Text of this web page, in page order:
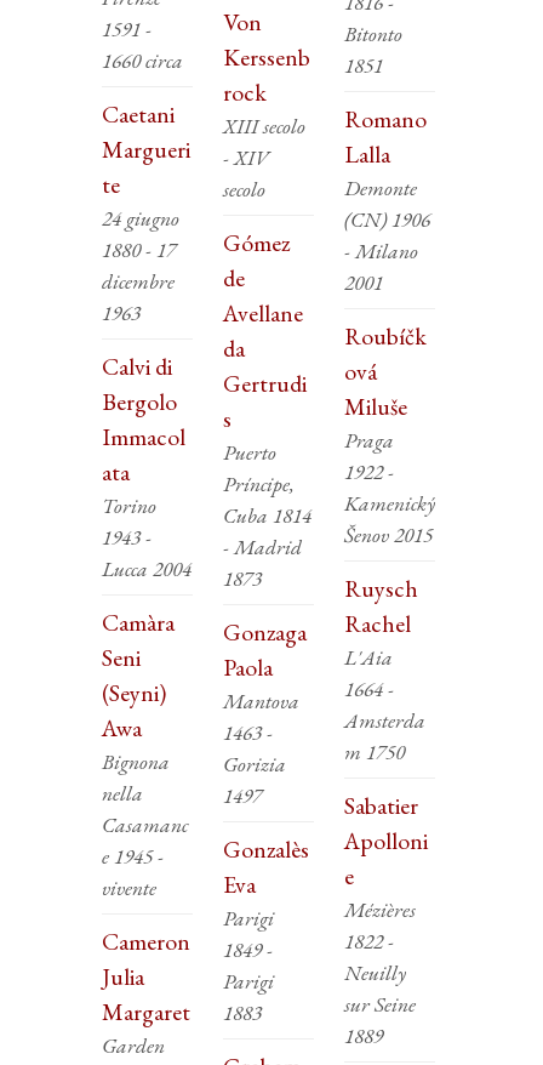
1591 -
1660 circa
Caetani
Margueri
te
24 giugno
1880 - 17
dicembre
1963
Calvi di
Bergolo
Immacol
ata
Torino
1943 -
Lucca 2004
Camàra
Seni
(Seyni)
Awa
Bignona
nella
Casamanc
e 1945 -
vivente
Cameron
Julia
Margaret
Garden
Von
Kerssenb
rock
XIII secolo
- XIV
secolo
Gómez
de
Avellane
da
Gertrudi
s
Puerto
Príncipe,
Cuba 1814
- Madrid
1873
Gonzaga
Paola
Mantova
1463 -
Gorizia
1497
Gonzalès
Eva
Parigi
1849 -
Parigi
1883
Bitonto
1851
Romano
Lalla
Demonte
(CN) 1906
- Milano
2001
Roubíčk
ová
Miluše
Praga
1922 -
Kamenický
Šenov 2015
Ruysch
Rachel
L'Aia
1664 -
Amsterda
m 1750
Sabatier
Apolloni
e
Mézières
1822 -
Neuilly
sur Seine
1889